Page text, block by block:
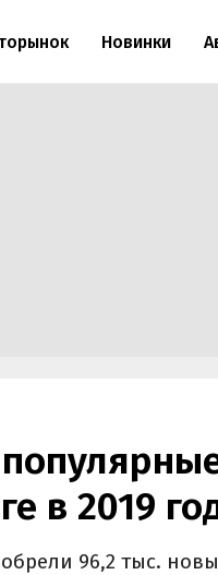
Новинки
в 2019
96,2 тыс.